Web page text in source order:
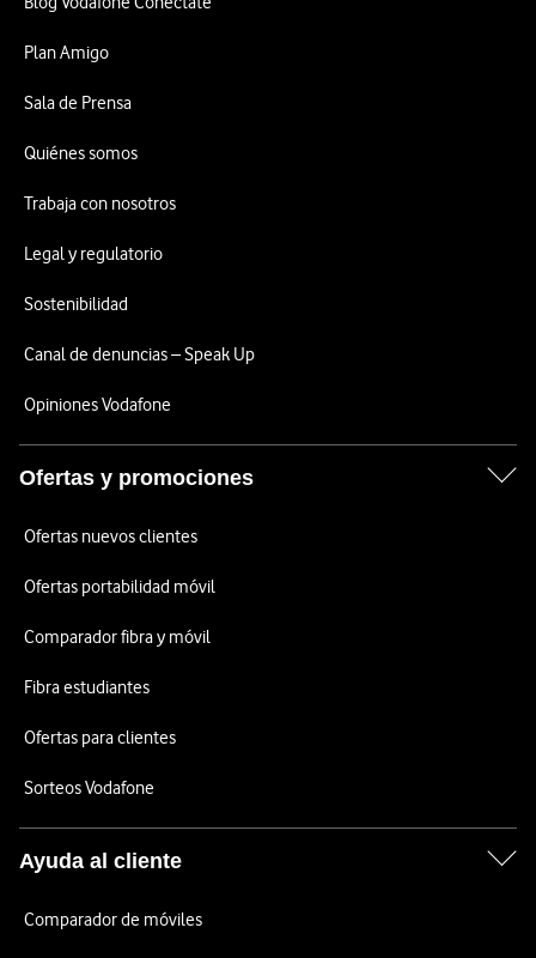
Plan Amigo
Sala de Prensa
Quiénes somos
Trabaja con nosotros
Legal y regulatorio
Sostenibilidad
Canal de denuncias – Speak Up
Opiniones Vodafone
Ofertas y promociones
Ofertas nuevos clientes
Ofertas portabilidad móvil
Comparador fibra y móvil
Fibra estudiantes
Ofertas para clientes
Sorteos Vodafone
Ayuda al cliente
Comparador de móviles